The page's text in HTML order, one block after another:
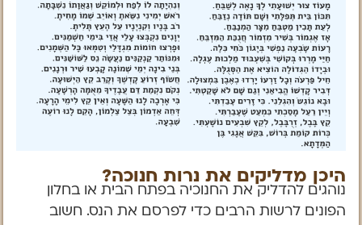
היכן מדליקים את נרות חנוכה?
נוהגים להדליק את החנוכיה בפתח הבית או בחלון
הפונים לרשות הרבים כדי לפרסם את הנס. חשוב